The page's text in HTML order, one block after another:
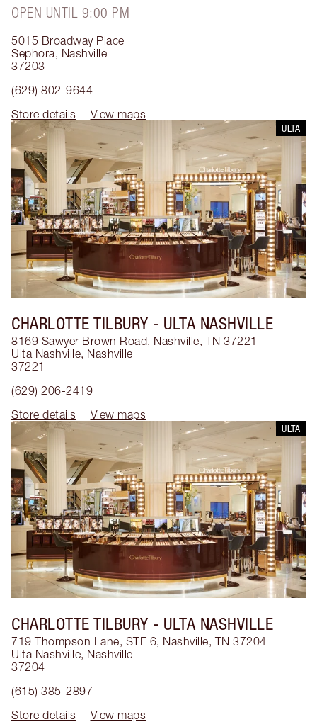
OPEN UNTIL 9:00 PM
5015 Broadway Place
Sephora, Nashville
37203
(629) 802-9644
Store details
View maps
ULTA
CHARLOTTE TILBURY - ULTA NASHVILLE
8169 Sawyer Brown Road, Nashville, TN 37221
Ulta Nashville, Nashville
37221
(629) 206-2419
Store details
View maps
ULTA
CHARLOTTE TILBURY - ULTA NASHVILLE
719 Thompson Lane, STE 6, Nashville, TN 37204
Ulta Nashville, Nashville
37204
(615) 385-2897
Store details
View maps